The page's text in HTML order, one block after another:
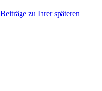
zu Ihrer späteren